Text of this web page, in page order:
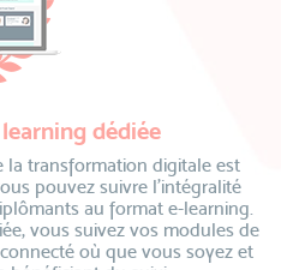
dédiée
la transformation digitale est
pouvez suivre l’intégralité
au format e-learning.
vous suivez vos modules de
où que vous soyez et